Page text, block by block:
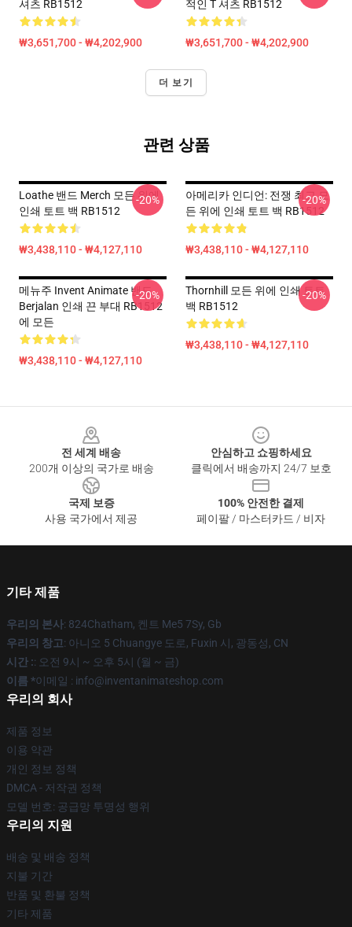
셔츠 RB1512
₩3,651,700 - ₩4,202,900
적인 T 셔츠 RB1512
₩3,651,700 - ₩4,202,900
더 보기
관련 상품
Loathe 밴드 Merch 모든 위에
인쇄 토트 백 RB1512
₩3,438,110 - ₩4,127,110
-20%
아메리카 인디언: 전쟁 최고 모
든 위에 인쇄 토트 백 RB1512
₩3,438,110 - ₩4,127,110
-20%
메뉴주 Invent Animate 밴드
Berjalan 인쇄 끈 부대 RB1512
에 모든
₩3,438,110 - ₩4,127,110
-20%
Thornhill 모든 위에 인쇄 토트
백 RB1512
₩3,438,110 - ₩4,127,110
-20%
전 세계 배송
200개 이상의 국가로 배송
안심하고 쇼핑하세요
클릭에서 배송까지 24/7 보호
국제 보증
사용 국가에서 제공
100% 안전한 결제
페이팔 / 마스터카드 / 비자
기타 제품
우리의 본사: 824Chatham, 켄트 Me5 7Sy, Gb
우리의 창고: 아니오 5 Chuangye 도로, Fuxin 시, 광동성, CN
시간 :: 오전 9시 ~ 오후 5시 (월 ~ 금)
이름 *이메일 : info@inventanimateshop.com
우리의 회사
제품 정보
이용 약관
개인 정보 정책
DMCA - 저작권 정책
모델 번호: 공급망 투명성 행위
우리의 지원
배송 및 배송 정책
지불 기간
반품 및 환불 정책
기타 제품